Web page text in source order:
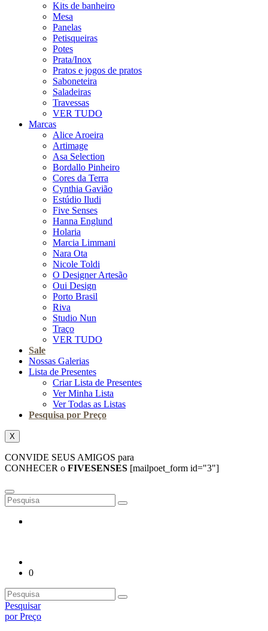
Kits de banheiro
Mesa
Panelas
Petisqueiras
Potes
Prata/Inox
Pratos e jogos de pratos
Saboneteira
Saladeiras
Travessas
VER TUDO
Marcas
Alice Aroeira
Artimage
Asa Selection
Bordallo Pinheiro
Cores da Terra
Cynthia Gavião
Estúdio Iludi
Five Senses
Hanna Englund
Holaria
Marcia Limmani
Nara Ota
Nicole Toldi
O Designer Artesão
Oui Design
Porto Brasil
Riva
Studio Nun
Traço
VER TUDO
Sale
Nossas Galerias
Lista de Presentes
Criar Lista de Presentes
Ver Minha Lista
Ver Todas as Listas
Pesquisa por Preço
X
CONVIDE SEUS AMIGOS para
CONHECER o FIVESENSES [mailpoet_form id="3"]
0
Pesquisar
por Preço